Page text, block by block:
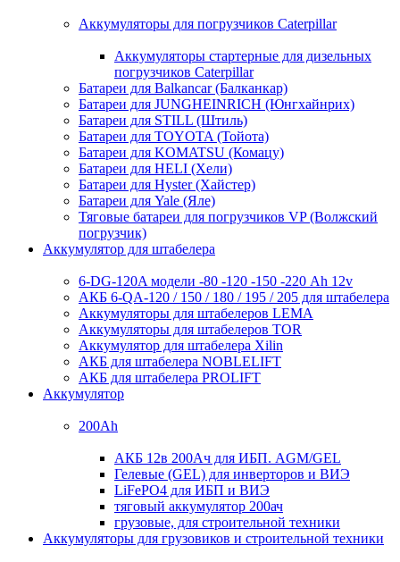
Аккумуляторы для погрузчиков Caterpillar
Аккумуляторы стартерные для дизельных
погрузчиков Caterpillar
Батареи для Balkancar (Балканкар)
Батареи для JUNGHEINRICH (Юнгхайнрих)
Батареи для STILL (Штиль)
Батареи для TOYOTA (Тойота)
Батареи для KOMATSU (Комацу)
Батареи для HELI (Хели)
Батареи для Hyster (Хайстер)
Батареи для Yale (Яле)
Тяговые батареи для погрузчиков VP (Волжский
погрузчик)
Аккумулятор для штабелера
6-DG-120A модели -80 -120 -150 -220 Ah 12v
АКБ 6-QA-120 / 150 / 180 / 195 / 205 для штабелера
Аккумуляторы для штабелеров LEMA
Аккумуляторы для штабелеров TOR
Аккумулятор для штабелера Xilin
АКБ для штабелера NOBLELIFT
АКБ для штабелера PROLIFT
Аккумулятор
200Ah
АКБ 12в 200Ач для ИБП. AGM/GEL
Гелевые (GEL) для инверторов и ВИЭ
LiFePO4 для ИБП и ВИЭ
тяговый аккумулятор 200ач
грузовые, для строительной техники
Аккумуляторы для грузовиков и строительной техники